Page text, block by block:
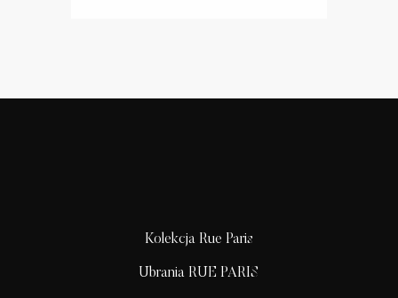
Kolekcja Rue Paris
Ubrania RUE PARIS